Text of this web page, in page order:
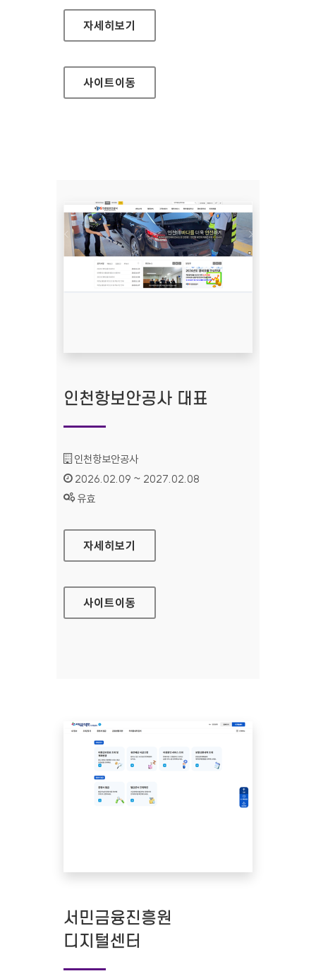
공공용주파수 수요관리 시스템
자세히보기
사이트이동
인천항보안공사 대표
기관명 :
인천항보안공사
인증기간 :
2026.02.09 ~ 2027.02.08
상태 :
유효
인천항보안공사 대표
자세히보기
사이트이동
서민금융진흥원
디지털센터